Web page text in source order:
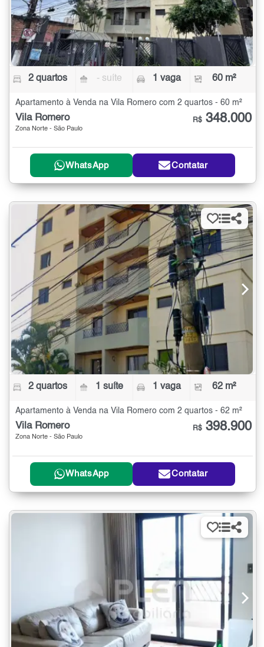
2 quartos - suíte 1 vaga 60 m²
Apartamento à Venda na Vila Romero com 2 quartos - 60 m²
Vila Romero
Zona Norte - São Paulo
R$ 348.000
WhatsApp Contatar
2 quartos 1 suíte 1 vaga 62 m²
Apartamento à Venda na Vila Romero com 2 quartos - 62 m²
Vila Romero
Zona Norte - São Paulo
R$ 398.900
WhatsApp Contatar